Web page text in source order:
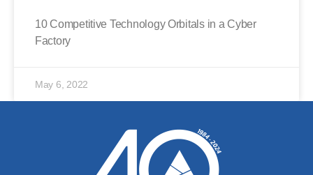
10 Competitive Technology Orbitals in a Cyber
Factory
May 6, 2022